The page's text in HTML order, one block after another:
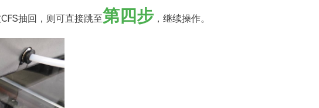
抽回，则可直接跳至第四步 ，继续操作。